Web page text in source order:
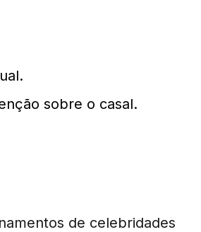
sobre o casal.
de celebridades